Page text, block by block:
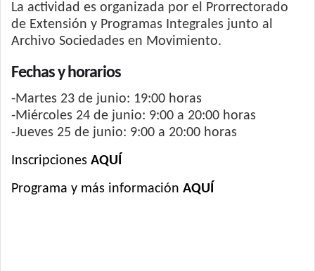
La actividad es organizada por el Prorrectorado
de Extensión y Programas Integrales junto al
Archivo Sociedades en Movimiento.
Fechas y horarios
-Martes 23 de junio: 19:00 horas
-Miércoles 24 de junio: 9:00 a 20:00 horas
-Jueves 25 de junio: 9:00 a 20:00 horas
Inscripciones AQUÍ
Programa y más información AQUÍ